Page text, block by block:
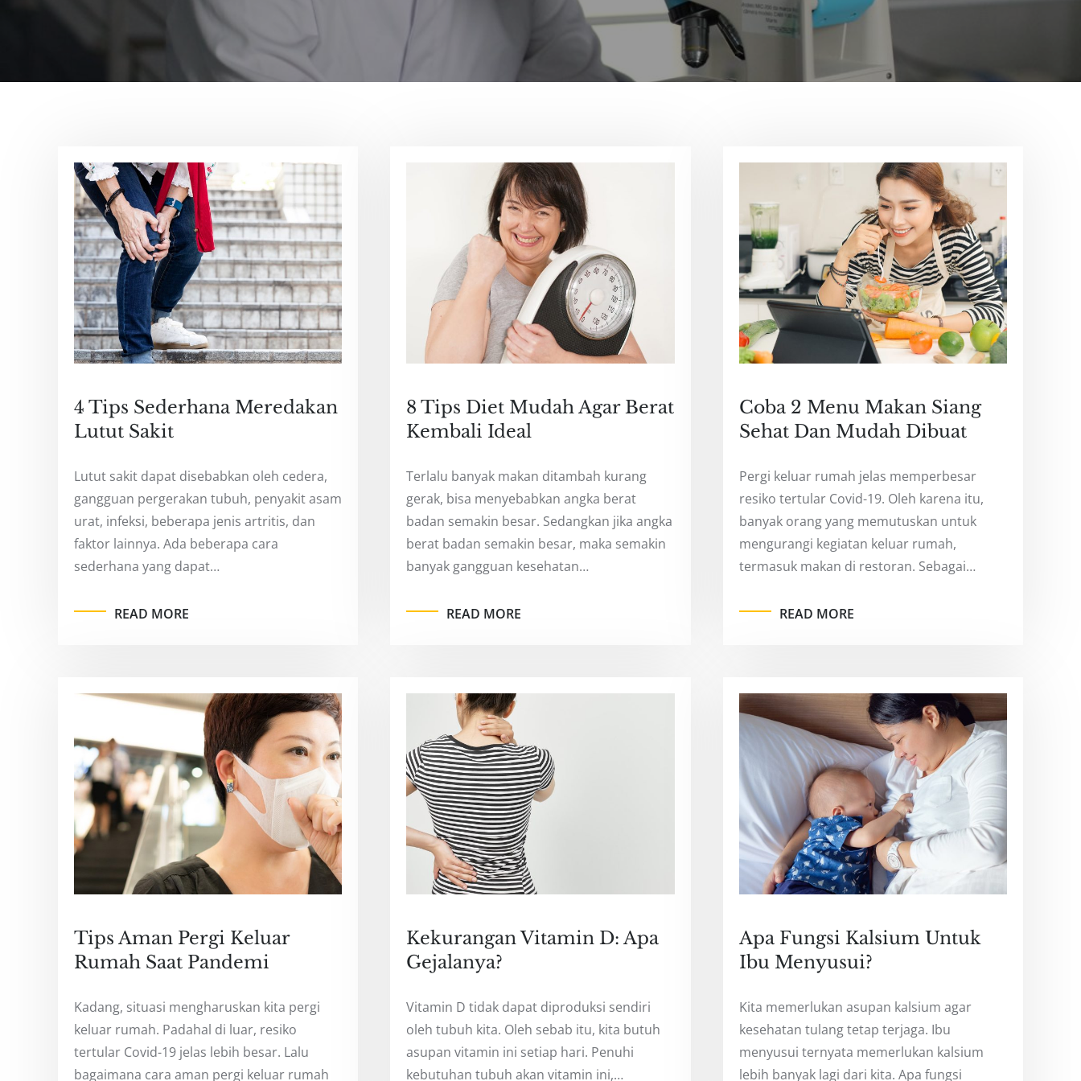
4 Tips Sederhana Meredakan
Lutut Sakit
Lutut sakit dapat disebabkan oleh cedera,
gangguan pergerakan tubuh, penyakit asam
urat, infeksi, beberapa jenis artritis, dan
faktor lainnya. Ada beberapa cara
sederhana yang dapat…
READ MORE
8 Tips Diet Mudah Agar Berat
Kembali Ideal
Terlalu banyak makan ditambah kurang
gerak, bisa menyebabkan angka berat
badan semakin besar. Sedangkan jika angka
berat badan semakin besar, maka semakin
banyak gangguan kesehatan…
READ MORE
Coba 2 Menu Makan Siang
Sehat Dan Mudah Dibuat
Pergi keluar rumah jelas memperbesar
resiko tertular Covid-19. Oleh karena itu,
banyak orang yang memutuskan untuk
mengurangi kegiatan keluar rumah,
termasuk makan di restoran. Sebagai…
READ MORE
Tips Aman Pergi Keluar
Rumah Saat Pandemi
Kadang, situasi mengharuskan kita pergi
keluar rumah. Padahal di luar, resiko
tertular Covid-19 jelas lebih besar. Lalu
bagaimana cara aman pergi keluar rumah
Kekurangan Vitamin D: Apa
Gejalanya?
Vitamin D tidak dapat diproduksi sendiri
oleh tubuh kita. Oleh sebab itu, kita butuh
asupan vitamin ini setiap hari. Penuhi
kebutuhan tubuh akan vitamin ini,…
Apa Fungsi Kalsium Untuk
Ibu Menyusui?
Kita memerlukan asupan kalsium agar
kesehatan tulang tetap terjaga. Ibu
menyusui ternyata memerlukan kalsium
lebih banyak lagi dari kita. Apa fungsi